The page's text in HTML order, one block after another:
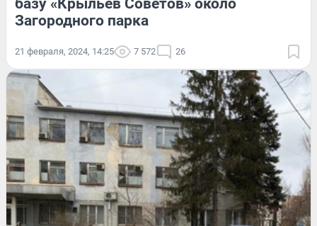
базу «Крыльев Советов» около
Загородного парка
21 февраля, 2024, 14:25 7 572 26